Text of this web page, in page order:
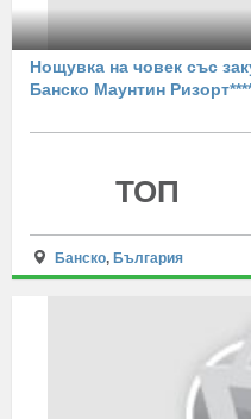
Нощувка на човек със
Банско Маунтин
ТОП
Банско, България